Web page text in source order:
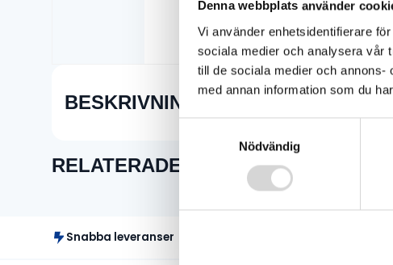
Denna webbplats använder
Vi använder enhetsidentifierare
sociala medier och analysera vår
till de sociala medier och
med annan information som du
Nödvändig
BESKRIVNING
RELATERADE PRODUKTER
Snabba leveranser